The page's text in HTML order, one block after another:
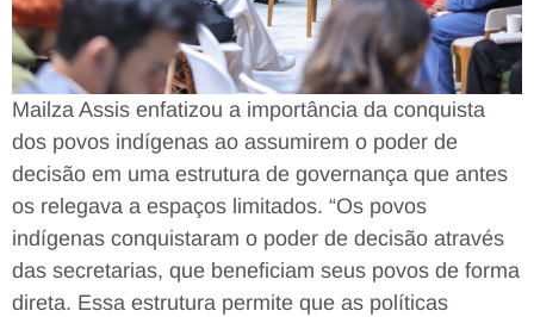
Mailza Assis enfatizou a importância da conquista
dos povos indígenas ao assumirem o poder de
decisão em uma estrutura de governança que antes
os relegava a espaços limitados. “Os povos
indígenas conquistaram o poder de decisão através
das secretarias, que beneficiam seus povos de forma
direta. Essa estrutura permite que as políticas